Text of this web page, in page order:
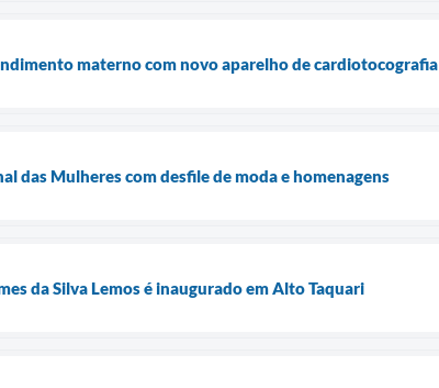
materno com novo aparelho de cardiotocografia
das Mulheres com desfile de moda e homenagens
da Silva Lemos é inaugurado em Alto Taquari